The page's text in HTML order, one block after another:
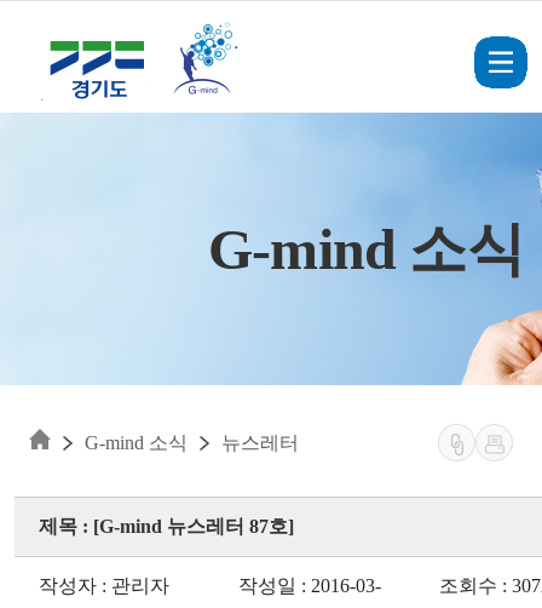
G-mind 소식
G-mind 소식 뉴스레터
제목 : [G-mind 뉴스레터 87호]
작성자 : 관리자
작성일 : 2016-03-
조회수 :